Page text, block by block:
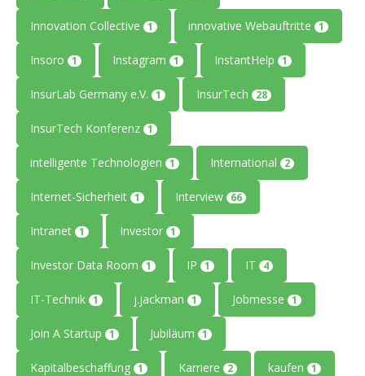
Innovation Collective 1 innovative Webauftritte 1
Insoro 1 Instagram 1 InstantHelp 1
InsurLab Germany e.V. 1 InsurTech 28
InsurTech Konferenz 1
intelligente Technologien 1 International 2
Internet-Sicherheit 1 Interview 66
Intranet 1 Investor 1
Investor Data Room 1 IP 1 IT 4
IT-Technik 1 j.jackman 1 Jobmesse 1
Join A Startup 1 Jubiläum 1
Kapitalbeschaffung 1 Karriere 2 kaufen 1